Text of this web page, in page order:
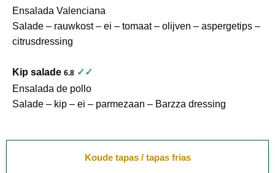
Koude tapas / tapas frias
Ensalada Valenciana
Salade – rauwkost – ei – tomaat – olijven – aspergetips –
citrusdressing
Kip salade 6.8 ✓✓
Ensalada de pollo
Salade – kip – ei – parmezaan – Barzza dressing